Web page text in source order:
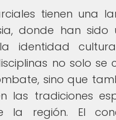
tienen una
donde han sido
identidad
no solo se
sino que
las tradiciones
la región. El